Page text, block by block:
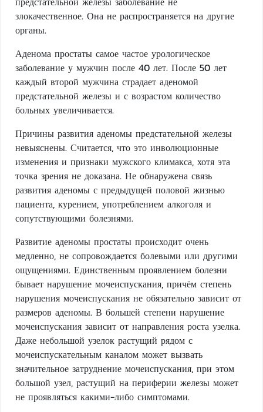
злокачественное. Она не распространяется на другие
органы.
Аденома простаты самое частое урологическое
заболевание у мужчин после 40 лет. После 50 лет
каждый второй мужчина страдает аденомой
предстательной железы и с возрастом количество
больных увеличивается.
Причины развития аденомы предстательной железы
невыяснены. Считается, что это инволюционные
изменения и признаки мужского климакса, хотя эта
точка зрения не доказана. Не обнаружена связь
развития аденомы с предыдущей половой жизнью
пациента, курением, употреблением алкоголя и
сопутствующими болезнями.
Развитие аденомы простаты происходит очень
медленно, не сопровождается болевыми или другими
ощущениями. Единственным проявлением болезни
бывает нарушение мочеиспускания, причём степень
нарушения мочеиспускания не обязательно зависит от
размеров аденомы. В большей степени нарушение
мочеиспускания зависит от направления роста узелка.
Даже небольшой узелок растущий рядом с
мочеиспускательным каналом может вызвать
значительное затруднение мочеиспускания, при этом
большой узел, растущий на периферии железы может
не проявляться какими-либо симптомами.